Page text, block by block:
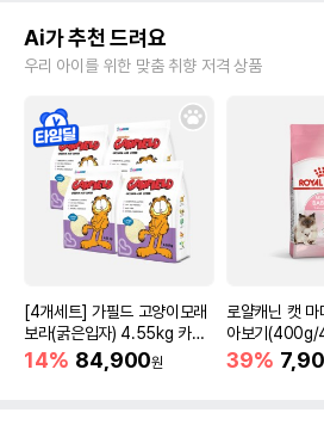
Ai가 추천 드려요
우리 아이를 위한 맞춤 취향 저격 상품
[4개세트] 가필드 고양이모래
보라(굵은입자) 4.55kg 카사
바모래
14% 84,900원
로얄캐닌 캣
아보기(400g/
39%